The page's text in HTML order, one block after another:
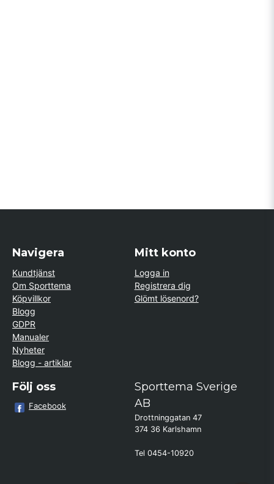
Navigera
Kundtjänst
Om Sporttema
Köpvillkor
Blogg
GDPR
Manualer
Nyheter
Blogg - artiklar
Mitt konto
Logga in
Registrera dig
Glömt lösenord?
Följ oss
Facebook
Sporttema Sverige
AB
Drottninggatan 47
374 36 Karlshamn
Tel 0454-10920